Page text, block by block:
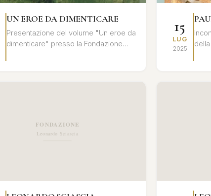
UN EROE DA DIMENTICARE
Presentazione del volume "Un eroe da
dimenticare" presso la Fondazione
15
LUG
2025